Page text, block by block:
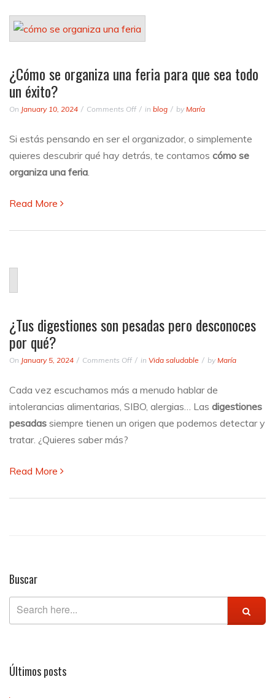
¿Cómo se organiza una feria para que sea todo
un éxito?
On January 10, 2024 Comments Offon
organiza
una
un
in blog by María
Si estás pensando en ser el organizador, o simplemente
quieres descubrir qué hay detrás, te contamos cómo se
organiza una feria
Read More
¿Tus digestiones son pesadas pero desconoces
por qué?
On January 5, 2024 Comments Offon
son
pesadas
pero
in Vida saludable by María
Cada vez escuchamos más a menudo hablar de
intolerancias alimentarias, SIBO, alergias… Las digestiones
pesadas siempre tienen un origen que podemos detectar y
tratar. ¿Quieres saber más?
Read More
Buscar
Últimos posts